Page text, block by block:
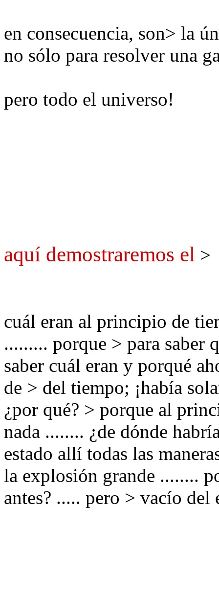
en consecuencia, son> la
no sólo para resolver una
pero todo el universo!
aquí demostraremos el >
cuál eran al principio de
......... porque > para saber
saber cuál eran y porqué
de > del tiempo; ¡había
¿por qué? > porque al
nada ........ ¿de dónde
estado allí todas las
la explosión grande ........
antes? ..... pero > vacío del